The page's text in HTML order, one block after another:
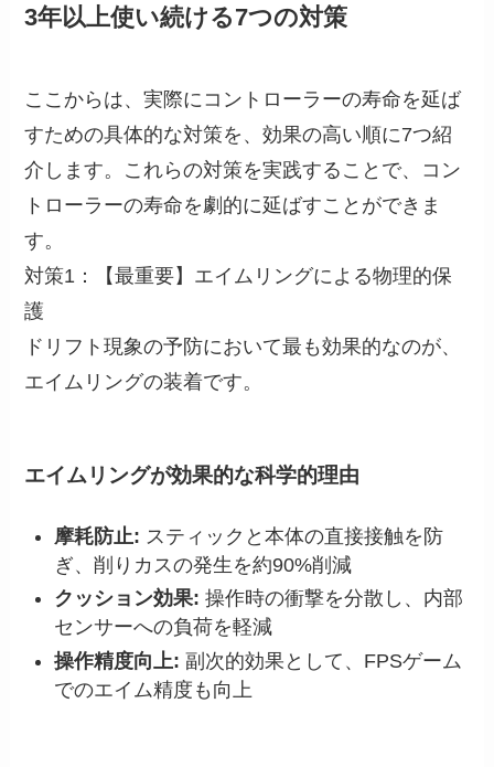
3年以上使い続ける7つの対策
ここからは、実際にコントローラーの寿命を延ば
すための具体的な対策を、効果の高い順に7つ紹
介します。これらの対策を実践することで、コン
トローラーの寿命を劇的に延ばすことができま
す。
対策1：【最重要】エイムリングによる物理的保
護
ドリフト現象の予防において最も効果的なのが、
エイムリングの装着です。
エイムリングが効果的な科学的理由
摩耗防止: スティックと本体の直接接触を防
ぎ、削りカスの発生を約90%削減
クッション効果: 操作時の衝撃を分散し、内部
センサーへの負荷を軽減
操作精度向上: 副次的効果として、FPSゲーム
でのエイム精度も向上